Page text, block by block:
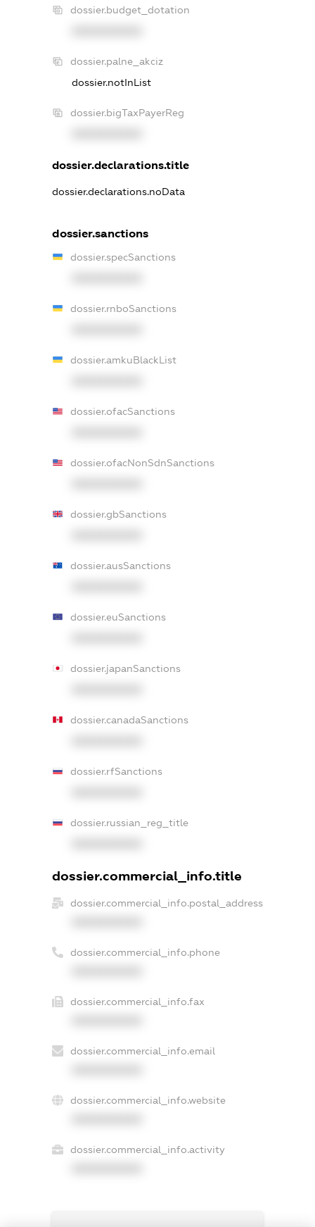
dossier.budget_dotation
dossier.palne_akciz
dossier.notInList
dossier.bigTaxPayerReg
dossier.declarations.title
dossier.declarations.noData
dossier.sanctions
dossier.specSanctions
dossier.rnboSanctions
dossier.amkuBlackList
dossier.ofacSanctions
dossier.ofacNonSdnSanctions
dossier.gbSanctions
dossier.ausSanctions
dossier.euSanctions
dossier.japanSanctions
dossier.canadaSanctions
dossier.rfSanctions
dossier.russian_reg_title
dossier.commercial_info.title
dossier.commercial_info.postal_address
dossier.commercial_info.phone
dossier.commercial_info.fax
dossier.commercial_info.email
dossier.commercial_info.website
dossier.commercial_info.activity